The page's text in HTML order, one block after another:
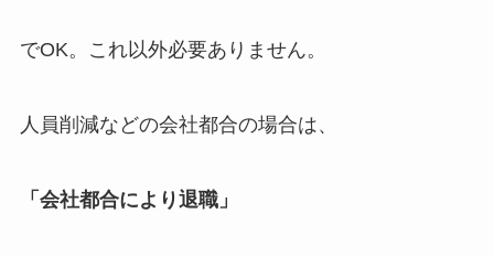
でOK。これ以外必要ありません。
人員削減などの会社都合の場合は、
「会社都合により退職」